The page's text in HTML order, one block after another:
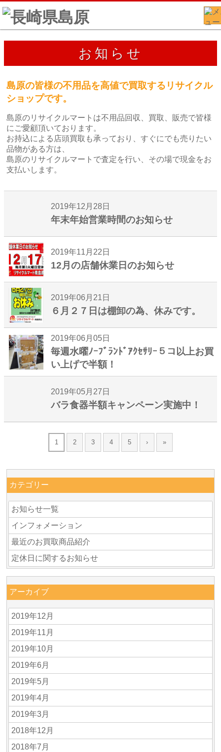
お知らせ
島原の皆様の不用品を高値で買取するリサイクル
ショップです。
島原のリサイクルマートは不用品回収、買取、販売で皆様
にご愛顧頂いております。
お持込による店頭買取も承っており、すぐにでも売りたい
品物がある方は、
島原のリサイクルマートで査定を行い、その場で現金をお
支払いします。
2019年12月28日
年末年始営業時間のお知らせ
2019年11月22日
12月の店舗休業日のお知らせ
2019年06月21日
６月２７日は棚卸の為、休みです。
2019年06月05日
毎週水曜ﾉｰﾌﾞﾗﾝﾄﾞｱｸｾｻﾘｰ５コ以上お買
い上げで半額！
2019年05月27日
バラ食器半額キャンペーン実施中！
1 2 3 4 5 › »
カテゴリー
お知らせ一覧
インフォメーション
最近のお買取商品紹介
定休日に関するお知らせ
アーカイブ
2019年12月
2019年11月
2019年10月
2019年6月
2019年5月
2019年4月
2019年3月
2018年12月
2018年7月